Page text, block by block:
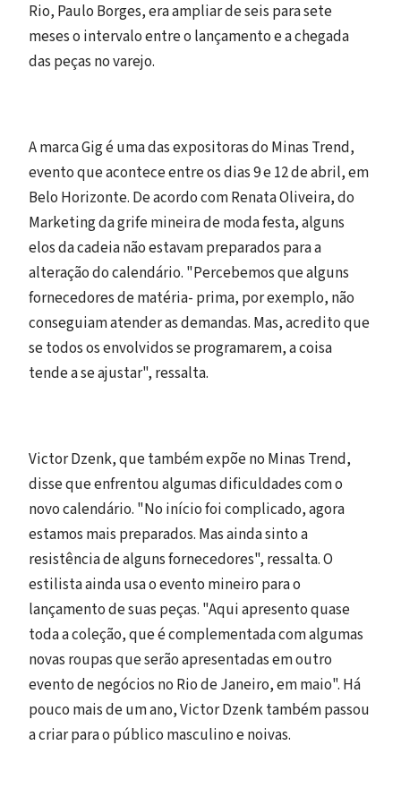
Rio, Paulo Borges, era ampliar de seis para sete
meses o intervalo entre o lançamento e a chegada
das peças no varejo.
A marca Gig é uma das expositoras do Minas Trend,
evento que acontece entre os dias 9 e 12 de abril, em
Belo Horizonte. De acordo com Renata Oliveira, do
Marketing da grife mineira de moda festa, alguns
elos da cadeia não estavam preparados para a
alteração do calendário. "Percebemos que alguns
fornecedores de matéria- prima, por exemplo, não
conseguiam atender as demandas. Mas, acredito que
se todos os envolvidos se programarem, a coisa
tende a se ajustar", ressalta.
Victor Dzenk, que também expõe no Minas Trend,
disse que enfrentou algumas dificuldades com o
novo calendário. "No início foi complicado, agora
estamos mais preparados. Mas ainda sinto a
resistência de alguns fornecedores", ressalta. O
estilista ainda usa o evento mineiro para o
lançamento de suas peças. "Aqui apresento quase
toda a coleção, que é complementada com algumas
novas roupas que serão apresentadas em outro
evento de negócios no Rio de Janeiro, em maio". Há
pouco mais de um ano, Victor Dzenk também passou
a criar para o público masculino e noivas.